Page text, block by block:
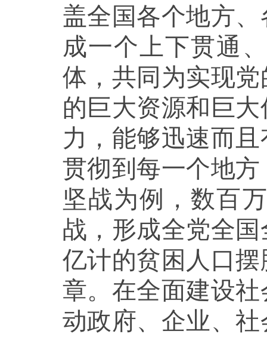
盖全国各个地方
成一个上下贯通
体，共同为实现
的巨大资源和巨
力，能够迅速而
贯彻到每一个地
坚战为例，数百
战，形成全党全
亿计的贫困人口
章。在全面建设
动政府、企业、